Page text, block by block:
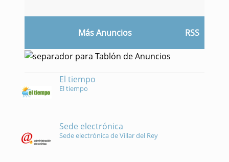
Más Anuncios RSS
El tiempo
El tiempo
Sede electrónica
Sede electrónica de Villar del Rey